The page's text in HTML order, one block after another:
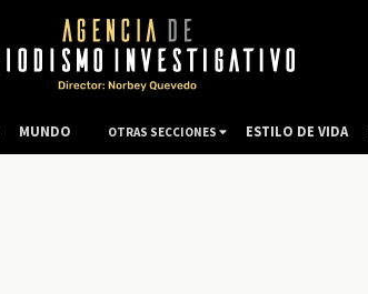
MUNDO OTRAS SECCIONES ESTILO DE VIDA